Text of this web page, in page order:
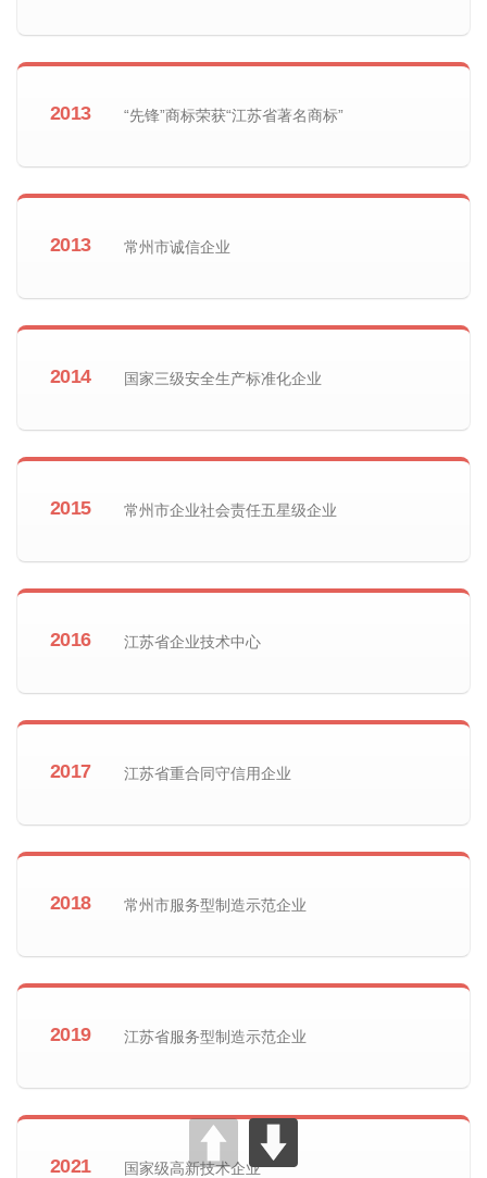
2013 “先锋”商标荣获“江苏省著名商标”
2013 常州市诚信企业
2014 国家三级安全生产标准化企业
2015 常州市企业社会责任五星级企业
2016 江苏省企业技术中心
2017 江苏省重合同守信用企业
2018 常州市服务型制造示范企业
2019 江苏省服务型制造示范企业
2021 国家级高新技术企业